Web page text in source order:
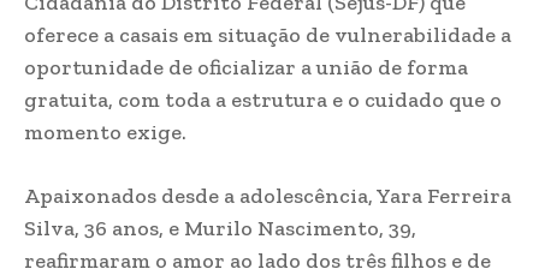
oferece a casais em situação de vulnerabilidade a
oportunidade de oficializar a união de forma
gratuita, com toda a estrutura e o cuidado que o
momento exige.
Apaixonados desde a adolescência, Yara Ferreira
Silva, 36 anos, e Murilo Nascimento, 39,
reafirmaram o amor ao lado dos três filhos e de